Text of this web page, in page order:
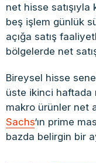
net hisse
beş işlem günlük
açığa satış
bölgelerde net
Bireysel hisse
üste ikinci haftada
makro ürünler net
Sachs‘ın prime
bazda belirgin bir